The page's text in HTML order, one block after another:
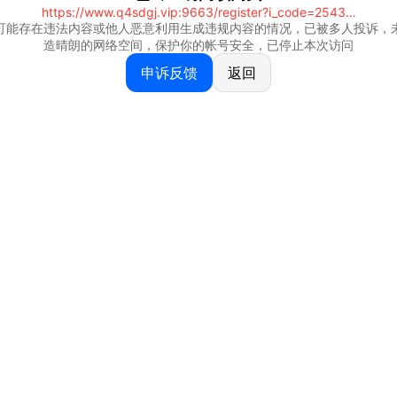
https://www.q4sdgj.vip:9663/register?i_code=25430844
能存在违法内容或他人恶意利用生成违规内容的情况，已被多人投诉，
造晴朗的网络空间，保护你的帐号安全，已停止本次访问
申诉反馈 返回